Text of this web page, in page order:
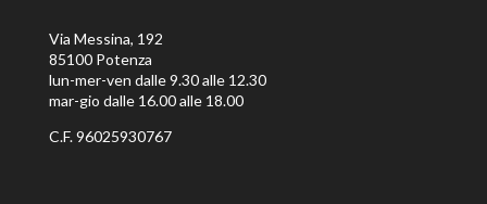
Via Messina, 192
85100 Potenza
lun-mer-ven dalle 9.30 alle 12.30
mar-gio dalle 16.00 alle 18.00
C.F. 96025930767